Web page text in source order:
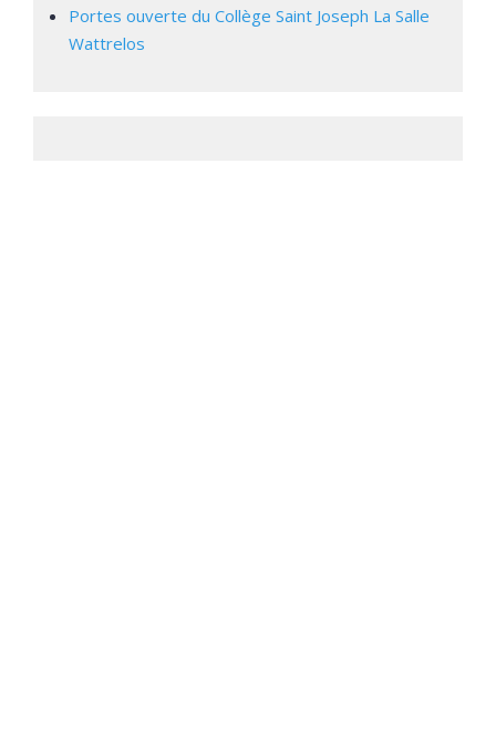
Portes ouverte du Collège Saint Joseph La Salle
Wattrelos